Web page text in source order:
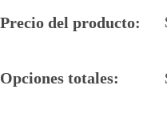
Precio del producto:
Opciones totales: